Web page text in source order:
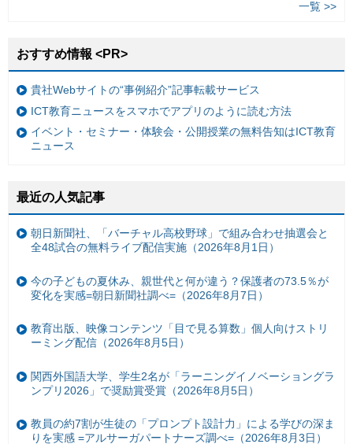
一覧 >>
おすすめ情報 <PR>
貴社Webサイトの“事例紹介”記事転載サービス
ICT教育ニュースをスマホでアプリのように読む方法
イベント・セミナー・体験会・公開授業の無料告知はICT教育
ニュース
最近の人気記事
朝日新聞社、「バーチャル高校野球」で組み合わせ抽選会と
全48試合の無料ライブ配信実施（2026年8月1日）
今の子どもの夏休み、親世代と何が違う？保護者の73.5％が
変化を実感=朝日新聞社調べ=（2026年8月7日）
教育出版、映像コンテンツ「目で見る算数」個人向けストリ
ーミング配信（2026年8月5日）
関西外国語大学、学生2名が「ラーニングイノベーショングラ
ンプリ2026」で奨励賞受賞（2026年8月5日）
教員の約7割が生徒の「プロンプト設計力」による学びの深ま
りを実感 =アルサーガパートナーズ調べ=（2026年8月3日）